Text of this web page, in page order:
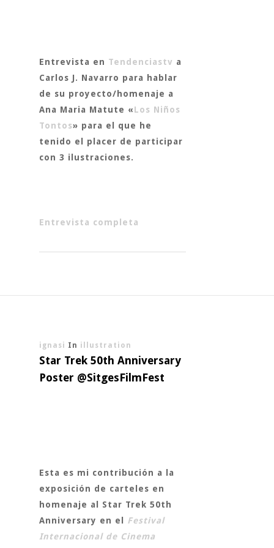
Entrevista en Tendenciastv a
Carlos J. Navarro para hablar
de su proyecto/homenaje a
Ana Maria Matute «Los Niños
Tontos» para el que he
tenido el placer de participar
con 3 ilustraciones.
Entrevista completa
ignasi In illustration
Star Trek 50th Anniversary
Poster @SitgesFilmFest
Esta es mi contribución a la
exposición de carteles en
homenaje al Star Trek 50th
Anniversary en el
Festival
Internacional de Cinema